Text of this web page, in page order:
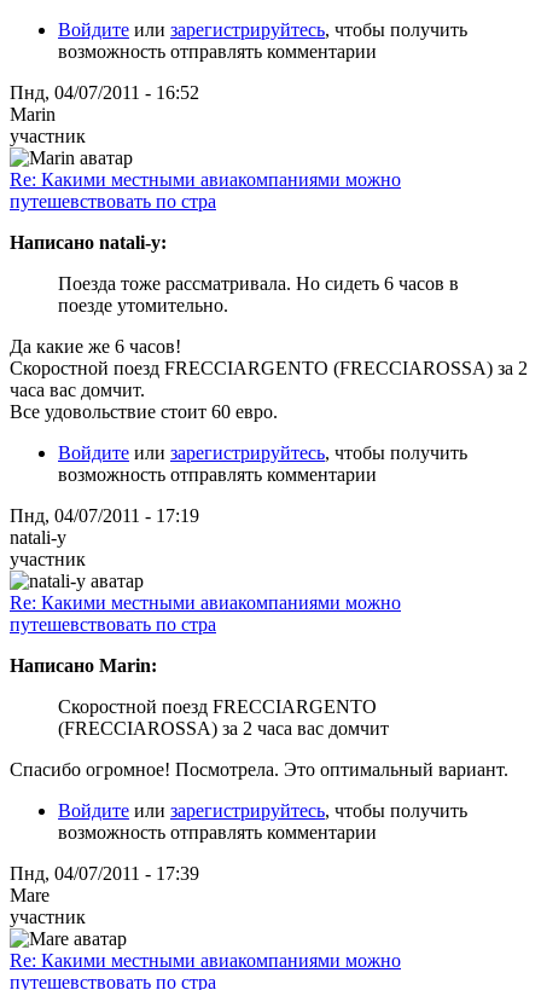
Войдите или зарегистрируйтесь, чтобы получить
возможность отправлять комментарии
Пнд, 04/07/2011 - 16:52
Marin
участник
Re: Какими местными авиакомпаниями можно
путешевствовать по стра
Написано natali-y:
Поезда тоже рассматривала. Но сидеть 6 часов в
поезде утомительно.
Да какие же 6 часов!
Скоростной поезд FRECCIARGENTO (FRECCIAROSSA) за 2
часа вас домчит.
Все удовольствие стоит 60 евро.
Войдите или зарегистрируйтесь, чтобы получить
возможность отправлять комментарии
Пнд, 04/07/2011 - 17:19
natali-y
участник
Re: Какими местными авиакомпаниями можно
путешевствовать по стра
Написано Marin:
Скоростной поезд FRECCIARGENTO
(FRECCIAROSSA) за 2 часа вас домчит
Спасибо огромное! Посмотрела. Это оптимальный вариант.
Войдите или зарегистрируйтесь, чтобы получить
возможность отправлять комментарии
Пнд, 04/07/2011 - 17:39
Mare
участник
Re: Какими местными авиакомпаниями можно
путешевствовать по стра